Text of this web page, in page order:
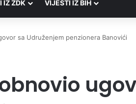
IZ ZDK VIJESTI IZ BIH
sa Udruženjem penzionera Banovići